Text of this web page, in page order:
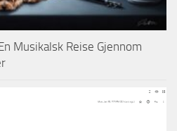
Musikalsk Reise Gjennom